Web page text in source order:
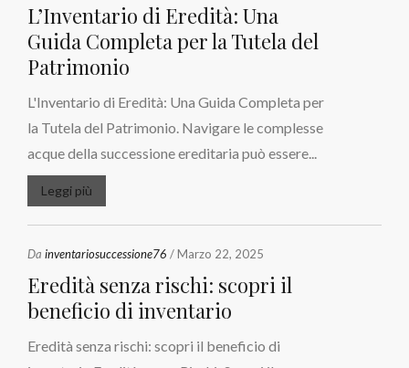
L’Inventario di Eredità: Una
Guida Completa per la Tutela del
Patrimonio
L'Inventario di Eredità: Una Guida Completa per
la Tutela del Patrimonio. Navigare le complesse
acque della successione ereditaria può essere...
Leggi più
Da inventariosuccessione76 / Marzo 22, 2025
Eredità senza rischi: scopri il
beneficio di inventario
Eredità senza rischi: scopri il beneficio di